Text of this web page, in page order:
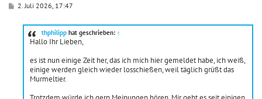
B2. Juli 2026, 17:47
thphilipp hat geschrieben: ↑
Hallo Ihr Lieben,
es ist nun einige Zeit her, das ich mich hier gemeldet habe, ich weiß,
einige werden gleich wieder losschießen, weil täglich grüßt das
Murmeltier.